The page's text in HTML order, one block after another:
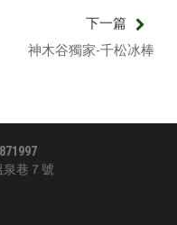
下一篇
神木谷獨家-千松冰棒
泉巷７號